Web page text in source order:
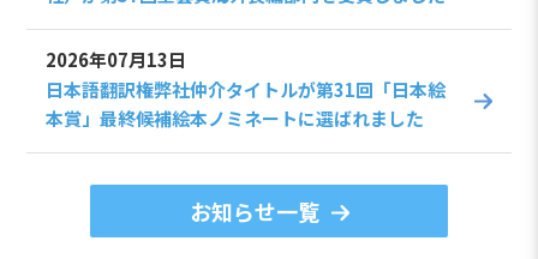
2026年07月13日
日本語翻訳権弊社仲介タイトルが第31回「日本絵
本賞」最終候補絵本ノミネートに選ばれました
お知らせ一覧